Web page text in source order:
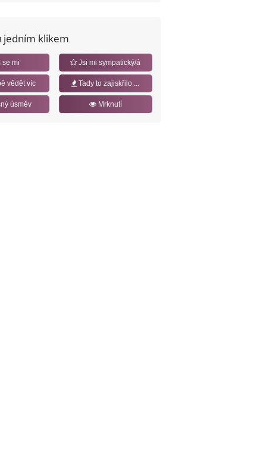
jedním klikem
mi Jsi mi sympatický/á
vědět víc Tady to zajiskřilo ...
úsměv Mrknutí